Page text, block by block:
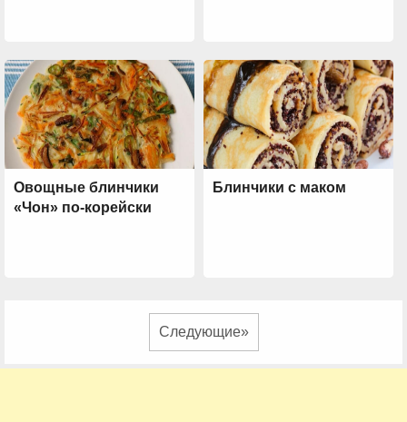
Овощные блинчики
«Чон» по-корейски
Блинчики с маком
Следующие»